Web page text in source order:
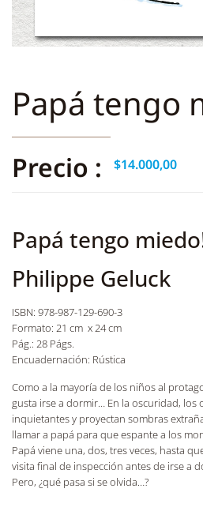
Papá tengo
Precio : $14.000,00
Papá tengo
Philippe Geluck
ISBN: 978-987-129-690-3
Formato: 21 cm x 24 cm
Pág.: 28 Págs.
Encuadernación: Rústica
Como a la mayoría de los niños al
gusta irse a dormir… En la oscuridad, los
inquietantes y proyectan sombras
llamar a papá para que espante a los
Papá viene una, dos, tres veces, hasta
visita final de inspección antes de irse a
Pero, ¿qué pasa si se olvida…?